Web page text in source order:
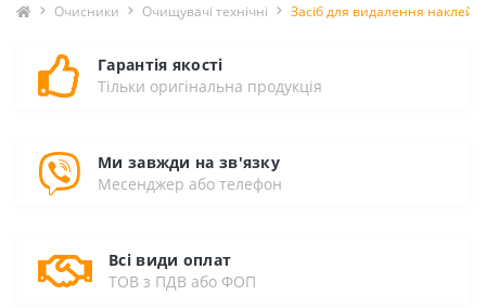
Очисники Очищувачі технічні Засіб для видалення
Гарантія якості
Тільки оригінальна продукція
Ми завжди на зв'язку
Месенджер або телефон
Всі види оплат
ТОВ з ПДВ або ФОП